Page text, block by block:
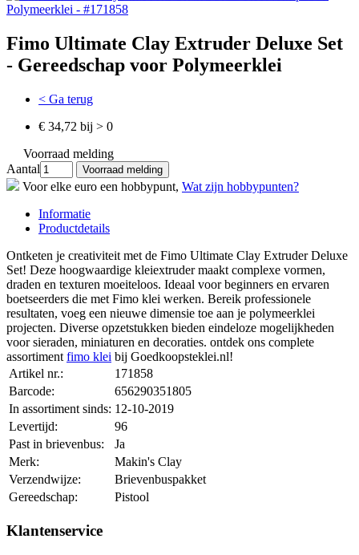
Fimo Ultimate Clay Extruder Deluxe Set
- Gereedschap voor Polymeerklei
< Ga terug
€ 34,72 bij > 0
Voorraad melding
Aantal
Voor elke euro een hobbypunt, Wat zijn hobbypunten?
Informatie
Productdetails
Ontketen je creativiteit met de Fimo Ultimate Clay Extruder Deluxe
Set! Deze hoogwaardige kleiextruder maakt complexe vormen,
draden en texturen moeiteloos. Ideaal voor beginners en ervaren
boetseerders die met Fimo klei werken. Bereik professionele
resultaten, voeg een nieuwe dimensie toe aan je polymeerklei
projecten. Diverse opzetstukken bieden eindeloze mogelijkheden
voor sieraden, miniaturen en decoraties. ontdek ons complete
assortiment fimo klei bij Goedkoopsteklei.nl!
Artikel nr.:
171858
Barcode:
656290351805
In assortiment sinds: 12-10-2019
Levertijd:
96
Past in brievenbus:
Ja
Merk:
Makin's Clay
Verzendwijze:
Brievenbuspakket
Gereedschap:
Pistool
Klantenservice